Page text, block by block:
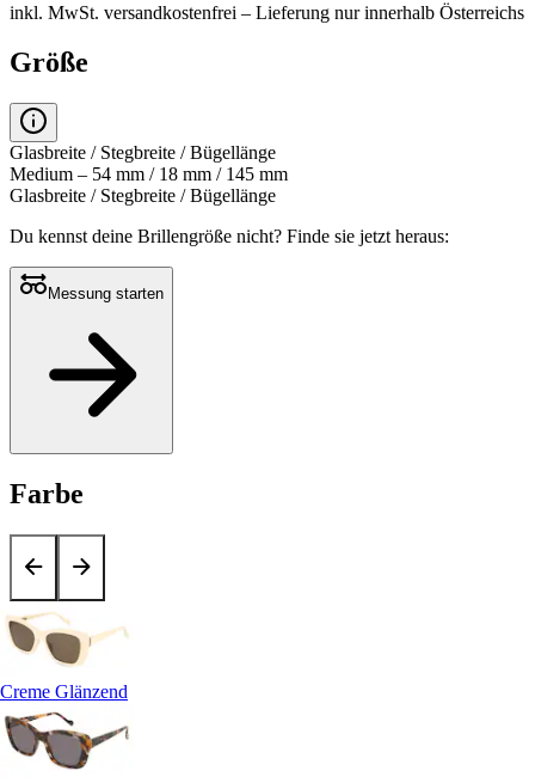
inkl. MwSt. versandkostenfrei – Lieferung nur innerhalb Österreichs
Größe
Glasbreite / Stegbreite / Bügellänge
Medium – 54 mm / 18 mm / 145 mm
Glasbreite / Stegbreite / Bügellänge
Du kennst deine Brillengröße nicht? Finde sie jetzt heraus:
Messung starten
Farbe
Creme Glänzend